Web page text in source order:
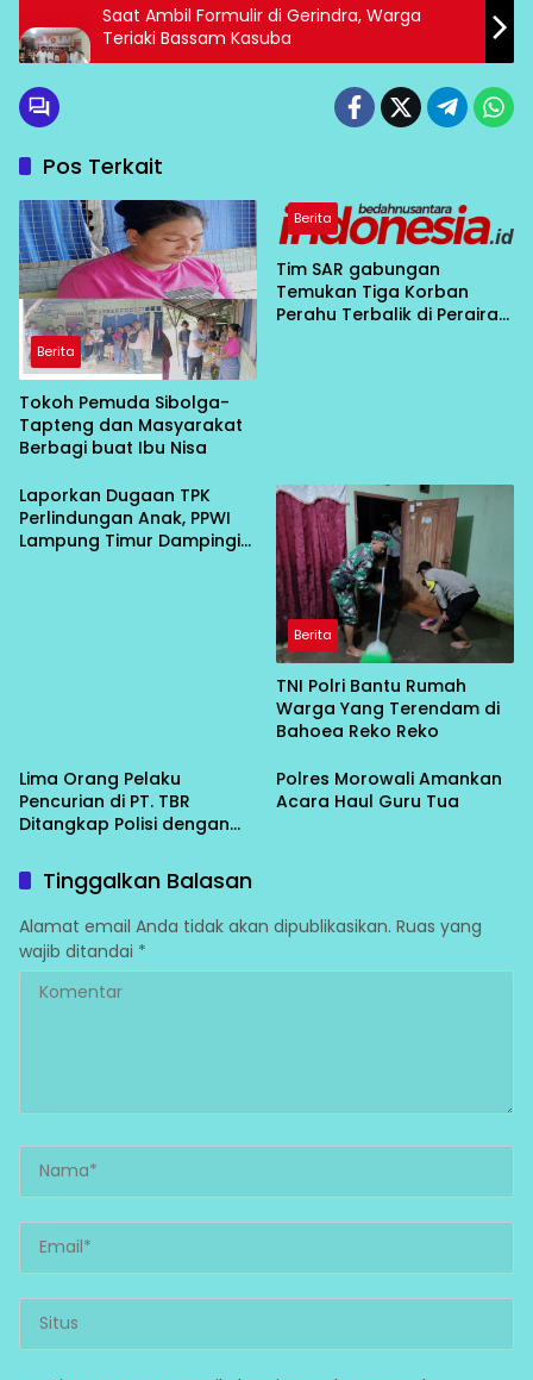
Saat Ambil Formulir di Gerindra, Warga
Teriaki Bassam Kasuba
Pos Terkait
Berita
Tokoh Pemuda Sibolga-
Tapteng dan Masyarakat
Berbagi buat Ibu Nisa
Berita
Tim SAR gabungan
Temukan Tiga Korban
Perahu Terbalik di Perairan
Laporkan Dugaan TPK
Perlindungan Anak, PPWI
Lampung Timur Dampingi
Berita
TNI Polri Bantu Rumah
Warga Yang Terendam di
Bahoea Reko Reko
Lima Orang Pelaku
Pencurian di PT. TBR
Ditangkap Polisi dengan
Polres Morowali Amankan
Acara Haul Guru Tua
Tinggalkan Balasan
Alamat email Anda tidak akan dipublikasikan. Ruas yang
wajib ditandai *